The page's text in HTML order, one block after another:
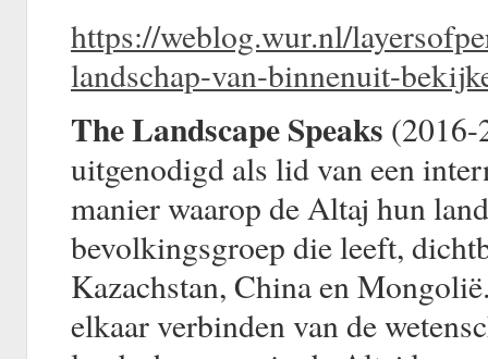
https://weblog.wur.nl/
landschap-van-binnenuit-
The Landscape Speaks (2016-
uitgenodigd als lid van een
manier waarop de Altaj hun
bevolkingsgroep die leeft,
Kazachstan, China en
elkaar verbinden van de